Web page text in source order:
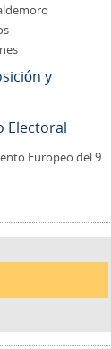
y
Electoral
Europeo del 9